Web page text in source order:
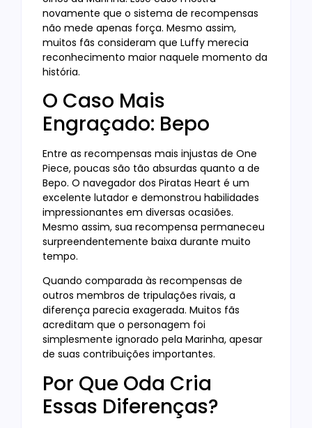
novamente que o sistema de recompensas
não mede apenas força. Mesmo assim,
muitos fãs consideram que Luffy merecia
reconhecimento maior naquele momento da
história.
O Caso Mais
Engraçado: Bepo
Entre as recompensas mais injustas de One
Piece, poucas são tão absurdas quanto a de
Bepo. O navegador dos Piratas Heart é um
excelente lutador e demonstrou habilidades
impressionantes em diversas ocasiões.
Mesmo assim, sua recompensa permaneceu
surpreendentemente baixa durante muito
tempo.
Quando comparada às recompensas de
outros membros de tripulações rivais, a
diferença parecia exagerada. Muitos fãs
acreditam que o personagem foi
simplesmente ignorado pela Marinha, apesar
de suas contribuições importantes.
Por Que Oda Cria
Essas Diferenças?